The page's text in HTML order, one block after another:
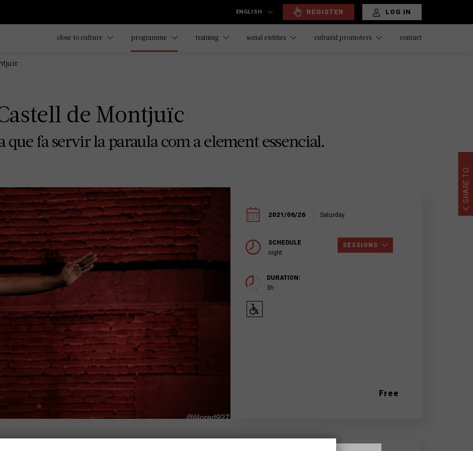
ENGLISH REGISTER LOG IN
close to culture programme training social entities cultural promoters contact
de Montjuïc
fa servir la paraula com a element essencial.
2021/06/26 Saturday
SCHEDULE
night
SESSIONS
DURATION:
3h
Free
SHARE TO: